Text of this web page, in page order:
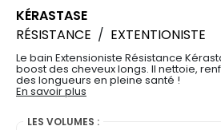
KÉRASTASE
RÉSISTANCE / EXTENTIONISTE
Le bain Extensioniste Résistance
boost des cheveux longs. Il nettoie,
des longueurs en pleine santé !
En savoir plus
LES VOLUMES :